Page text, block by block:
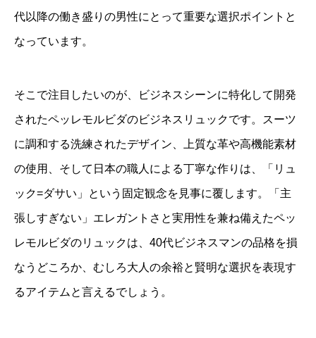
代以降の働き盛りの男性にとって重要な選択ポイントと
なっています。
そこで注目したいのが、ビジネスシーンに特化して開発
されたペッレモルビダのビジネスリュックです。スーツ
に調和する洗練されたデザイン、上質な革や高機能素材
の使用、そして日本の職人による丁寧な作りは、「リュ
ック=ダサい」という固定観念を見事に覆します。「主
張しすぎない」エレガントさと実用性を兼ね備えたペッ
レモルビダのリュックは、40代ビジネスマンの品格を損
なうどころか、むしろ大人の余裕と賢明な選択を表現す
るアイテムと言えるでしょう。